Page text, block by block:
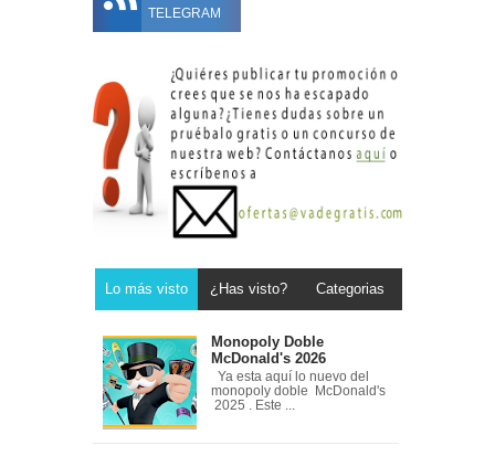
TELEGRAM
Lo más visto ¿Has visto? Categorias
Monopoly Doble
McDonald's 2026
Ya esta aquí lo nuevo del
monopoly doble McDonald's
2025 . Este ...